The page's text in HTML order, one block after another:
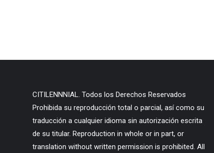
CITILENNNIAL. Todos los Derechos Reservados
Prohibida su reproducción total o parcial, así como su
traducción a cualquier idioma sin autorización escrita
de su titular. Reproduction in whole or in part, or
translation without written permission is prohibited. All